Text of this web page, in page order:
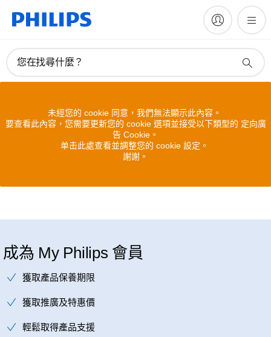
您在找尋什麼？
未經您的 cookie 同意，我們無法顯示此內容。
要查看此內容，您需要更新您的 cookie 選項並接受以下類型的 定向廣
告 Cookie。
单击此處查看並調整您的 cookie 設定。
謝謝。
成為 My Philips 會員
獲取產品保養期限
獲取推廣及特惠價
輕鬆取得產品支援